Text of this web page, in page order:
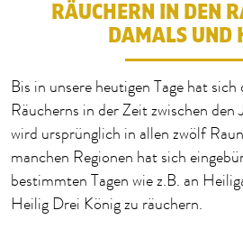
RÄUCHERN IN DEN
DAMALS UND
Bis in unsere heutigen Tage hat sich
Räucherns in der Zeit zwischen den
wird ursprünglich in allen zwölf
manchen Regionen hat sich
bestimmten Tagen wie z.B. an
Heilig Drei König zu räuchern.